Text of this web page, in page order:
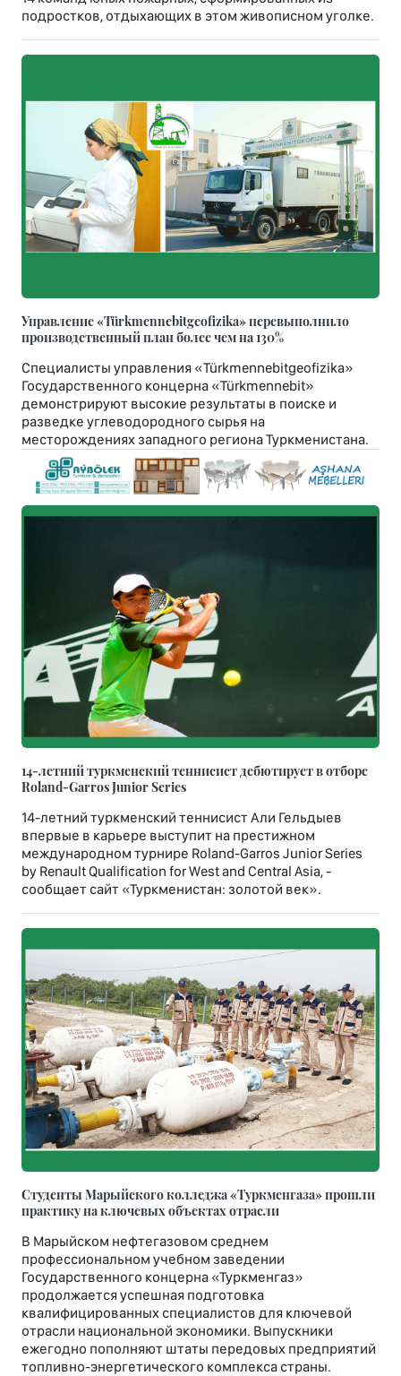
подростков, отдыхающих в этом живописном уголке.
Управление «Türkmennebitgeofizika» перевыполнило
производственный план более чем на 130%
Специалисты управления «Türkmennebitgeofizika»
Государственного концерна «Türkmennebit»
демонстрируют высокие результаты в поиске и
разведке углеводородного сырья на
месторождениях западного региона Туркменистана.
14-летний туркменский теннисист дебютирует в отборе
Roland-Garros Junior Series
14-летний туркменский теннисист Али Гельдыев
впервые в карьере выступит на престижном
международном турнире Roland-Garros Junior Series
by Renault Qualification for West and Central Asia, -
сообщает сайт «Туркменистан: золотой век».
Студенты Марыйского колледжа «Туркменгаза» прошли
практику на ключевых объектах отрасли
В Марыйском нефтегазовом среднем
профессиональном учебном заведении
Государственного концерна «Туркменгаз»
продолжается успешная подготовка
квалифицированных специалистов для ключевой
отрасли национальной экономики. Выпускники
ежегодно пополняют штаты передовых предприятий
топливно-энергетического комплекса страны.